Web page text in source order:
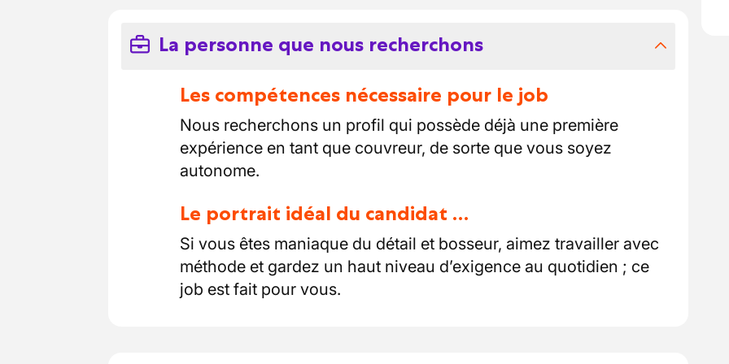
La personne que nous recherchons
Les compétences nécessaire pour le job
Nous recherchons un profil qui possède déjà une première
expérience en tant que couvreur, de sorte que vous soyez
autonome.
Le portrait idéal du candidat …
Si vous êtes maniaque du détail et bosseur, aimez travailler avec
méthode et gardez un haut niveau d’exigence au quotidien ; ce
job est fait pour vous.